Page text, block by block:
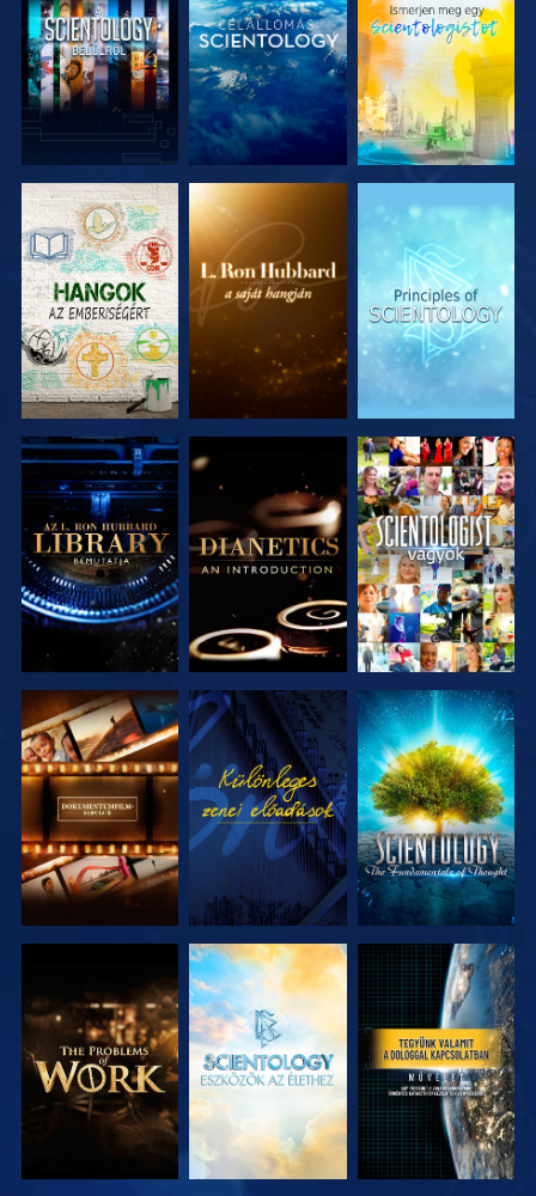
A SOROZAT
RÉSZEI
A SOROZAT
RÉSZEI
A SOROZAT
RÉSZEI
A SOROZAT
RÉSZEI
A SOROZAT
RÉSZEI
MŰSORNÉZÉS
A SOROZAT
RÉSZEI
MŰSORNÉZÉS
A SOROZAT
RÉSZEI
A SOROZAT
RÉSZEI
A SOROZAT
RÉSZEI
MŰSORNÉZÉS